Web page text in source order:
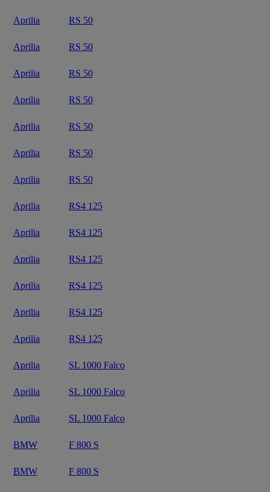
Aprilia RS 50
Aprilia RS 50
Aprilia RS 50
Aprilia RS 50
Aprilia RS 50
Aprilia RS 50
Aprilia RS 50
Aprilia RS4 125
Aprilia RS4 125
Aprilia RS4 125
Aprilia RS4 125
Aprilia RS4 125
Aprilia RS4 125
Aprilia SL 1000 Falco
Aprilia SL 1000 Falco
Aprilia SL 1000 Falco
BMW F 800 S
BMW F 800 S